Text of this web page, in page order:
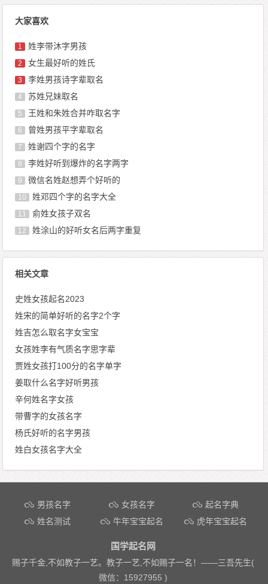
大家喜欢
1 姓李带沐字男孩
2 女生最好听的姓氏
3 李姓男孩诗字辈取名
4 苏姓兄妹取名
5 王姓和朱姓合并咋取名字
6 曾姓男孩平字辈取名
7 姓谢四个字的名字
8 李姓好听到爆炸的名字两字
9 微信名姓赵想弄个好听的
10 姓邓四个字的名字大全
11 俞姓女孩子双名
12 姓涂山的好听女名后两字重复
相关文章
史姓女孩起名2023
姓宋的简单好听的名字2个字
姓吉怎么取名字女宝宝
女孩姓李有气质名字思字辈
贾姓女孩打100分的名字单字
姜取什么名字好听男孩
辛何姓名字女孩
带曹字的女孩名字
杨氏好听的名字男孩
姓白女孩名字大全
文章导航
男孩名字 女孩名字
起名字典
姓名测试
牛年宝宝起名 虎年宝宝起名
国学起名网
赐子千金,不如教子一艺。教子一艺,不如赐子一名！——三吾先生(
微信：15927955 )